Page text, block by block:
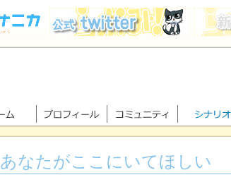
あなたがここにいてほしい